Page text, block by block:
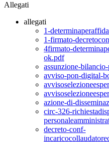
Allegati
allegati
1-
1-firmato-
4firmato-
ok.pdf
assunzione-
avviso-pon-digital-
azione-di-
circ-326-
decreto-conf-